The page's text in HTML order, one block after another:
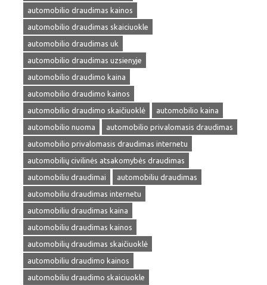
automobilio draudimas kainos
automobilio draudimas skaiciuokle
automobilio draudimas uk
automobilio draudimas uzsienyje
automobilio draudimo kaina
automobilio draudimo kainos
automobilio draudimo skaičiuoklė
automobilio kaina
automobilio nuoma
automobilio privalomasis draudimas
automobilio privalomasis draudimas internetu
automobilių civilinės atsakomybės draudimas
automobiliu draudimai
automobiliu draudimas
automobiliu draudimas internetu
automobiliu draudimas kaina
automobiliu draudimas kainos
automobilių draudimas skaičiuoklė
automobiliu draudimo kainos
automobiliu draudimo skaiciuokle